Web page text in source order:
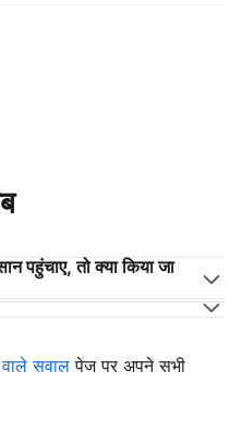
पहुंचाए, तो क्या किया जा
सवाल पेज पर अपने सभी